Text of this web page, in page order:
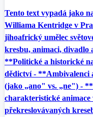
Tento text vypadá jako
Williama Kentridge v
jihoafrický umělec
kresbu, animaci, divadlo
**Politické a historické
dědictví -
(jako „ano" vs. „ne") -
charakteristické
překreslovávaných